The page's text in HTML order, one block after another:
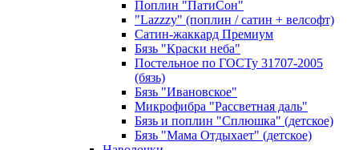
Поплин "ПатиСон"
"Lazzzy" (поплин / сатин + велсофт)
Сатин-жаккард Премиум
Бязь "Краски неба"
Постельное по ГОСТу 31707-2005
(бязь)
Бязь "Ивановское"
Микрофибра "Рассветная даль"
Бязь и поплин "Сплюшка" (детское)
Бязь "Мама Отдыхает" (детское)